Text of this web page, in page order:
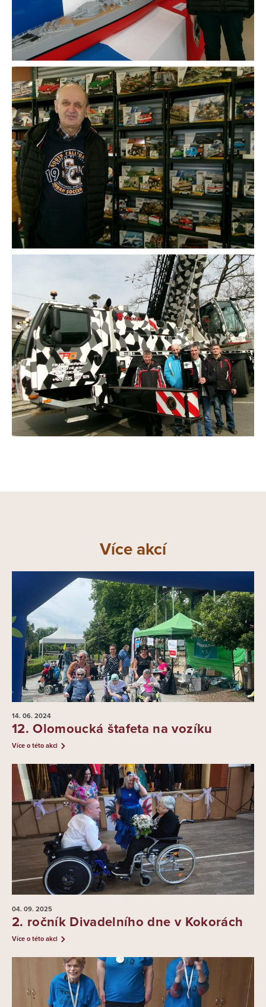
Více akcí
14. 06. 2024
12. Olomoucká štafeta na vozíku
Více o této akci
04. 09. 2025
2. ročník Divadelního dne v Kokorách
Více o této akci